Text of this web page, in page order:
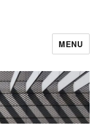
MENU